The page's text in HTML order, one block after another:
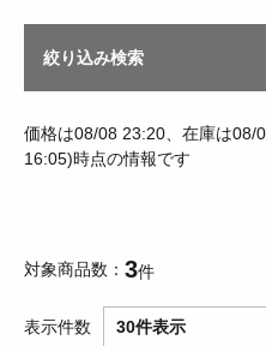
絞り込み検索
価格は08/08 23:20、在庫は08/
16:05)時点の情報です
対象商品数 3件
表示件数 30件表示